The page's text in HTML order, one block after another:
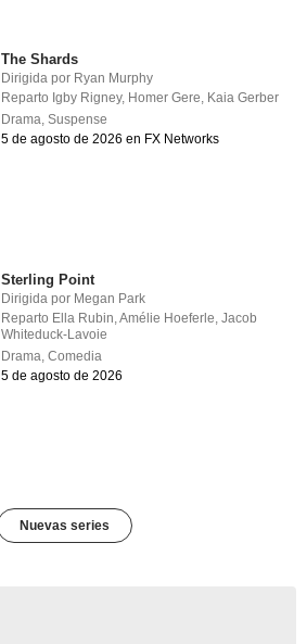
The Shards
Dirigida por Ryan Murphy
Reparto Igby Rigney, Homer Gere, Kaia Gerber
Drama,Suspense
5 de agosto de 2026 en FX Networks
Sterling Point
Dirigida por Megan Park
Reparto Ella Rubin,Amélie Hoeferle,Jacob
Whiteduck-Lavoie
Drama,Comedia
5 de agosto de 2026
Nuevas series